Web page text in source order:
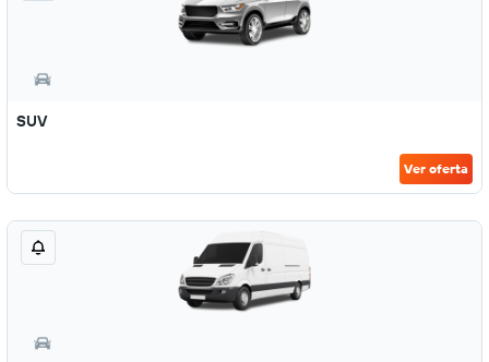
SUV
Ver oferta